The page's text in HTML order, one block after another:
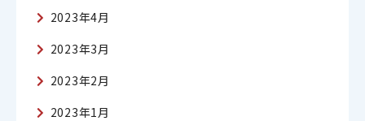
2023年4月
2023年3月
2023年2月
2023年1月